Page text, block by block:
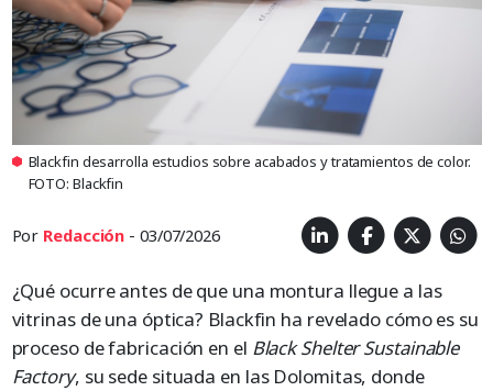
Blackfin desarrolla estudios sobre acabados y tratamientos de color.
FOTO: Blackfin
Por Redacción - 03/07/2026
¿Qué ocurre antes de que una montura llegue a las
vitrinas de una óptica? Blackfin ha revelado cómo es su
proceso de fabricación en el Black Shelter Sustainable
Factory, su sede situada en las Dolomitas, donde